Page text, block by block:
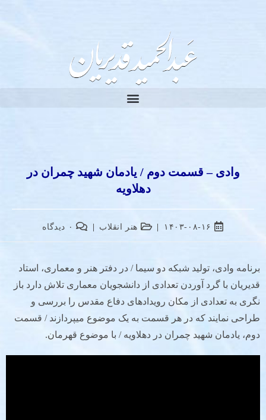
وادی – قسمت دوم / یادمان شهید چمران در
دهلاویه
۱۴۰۳-۰۸-۱۶ هنر انقلاب ۰ دیدگاه
برنامه وادی، تولید شبکه دو سیما / در دفتر هنر و معماری، استاد
قدیریان با گرد آوردن تعدادی از دانشجویان معماری تلاش دارد باز
نگری به تعدادی از مکان رویدادهای دفاع مقدس را بررسی و
طراحی نمایند که در هر قسمت به یک موضوع میپردازند / قسمت
دوم، یادمان شهید چمران در دهلاویه / با موضوع قهرمان.